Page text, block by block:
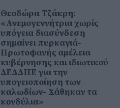
Θεοδώρα Τζάκρη:
«Ανεμογεννήτρια χωρίς
υπόγεια διασύνδεση
σημαίνει πυρκαγιά-
Πρωτοφανής αμέλεια
κυβέρνησης και ιδιωτικού
ΔΕΔΔΗΕ για την
υπογειοποίηση των
καλωδίων- Χάθηκαν τα
κονδύλια»